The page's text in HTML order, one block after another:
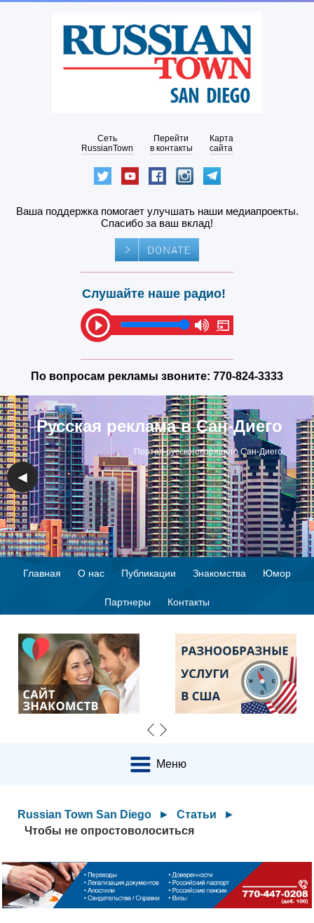
Сеть
RussianTown
Перейти
в контакты
Карта
сайта
Ваша поддержка помогает улучшать наши медиапроекты.
Спасибо за ваш вклад!
Слушайте наше радио!
По вопросам рекламы звоните: 770-824-3333
Русская реклама в Сан-Диего
Портал русскоговорящего Сан-Диего
◀ ▶
Главная О нас Публикации Знакомства Юмор
Партнеры Контакты
Меню
Russian Town San Diego ► Статьи
►
Чтобы не опростоволоситься